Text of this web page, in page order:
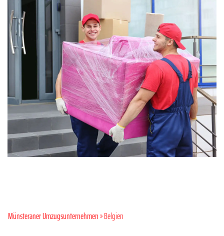
Münsteraner Umzugsunternehmen» Belgien